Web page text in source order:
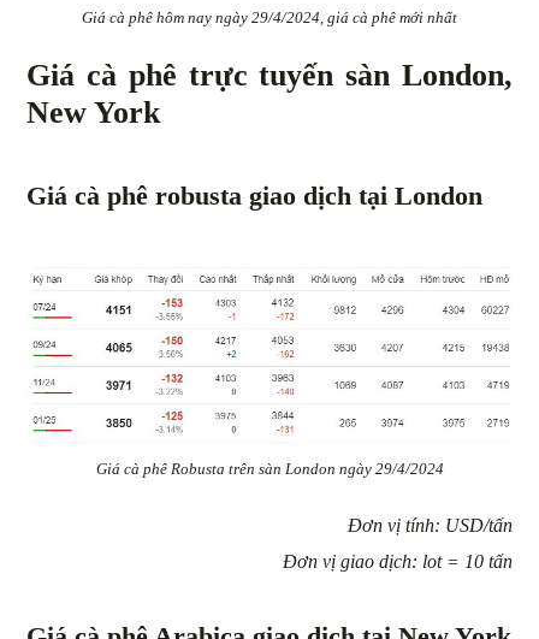
Giá cà phê hôm nay ngày 29/4/2024, giá cà phê mới nhất
Giá cà phê trực tuyến sàn London,
New York
Giá cà phê robusta giao dịch tại London
Giá cà phê Robusta trên sàn London ngày 29/4/2024
Đơn vị tính: USD/tấn
Đơn vị giao dịch: lot = 10 tấn